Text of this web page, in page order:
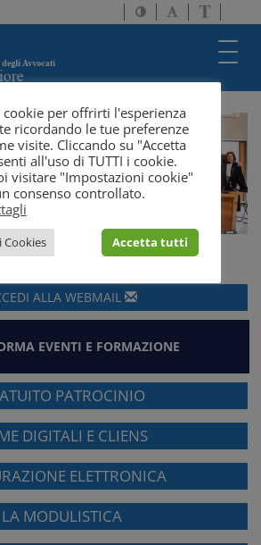
Attiva/disattiva
alto
Attiva/
dimensione
a
solo
testo
ALLA WEBMAIL
EVENTI E FORMAZIONE
PATROCINIO
DIGITALI E CLIENS
ELETTRONICA
LA MODULISTICA
per offrirti l'esperienza
ricordando le tue preferenze
visite. Cliccando su "Accetta
all'uso di TUTTI i cookie.
visitare "Impostazioni cookie"
consenso controllato.
Accetta tutti